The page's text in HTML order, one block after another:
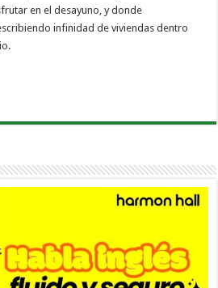
en el desayuno, y donde
infinidad de viviendas dentro